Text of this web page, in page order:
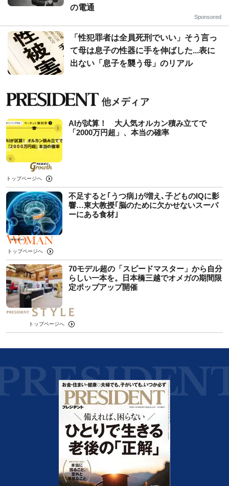
の電通
Sponsored
「性犯罪者は全員死刑でいい」そう言っ
て母は息子の性器に手を伸ばした...表に
出ない「息子を襲う母」のリアル
AIが試算！ 大人気オルカン積み立てで
「2000万円超」、本当の確率
トップページへ
不足すると｢うつ病｣が増え､子どものIQに影
響…東大教授｢脳のために欠かせないスーパ
ーにある食材｣
トップページへ
70モデル超の「スピードマスター」から自分
らしい一本を。日本橋三越でオメガの期間限
定ポップアップ開催
トップページへ